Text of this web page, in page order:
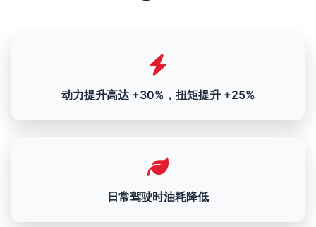
动力提升高达 +30%，扭矩提升 +25%
日常驾驶时油耗降低